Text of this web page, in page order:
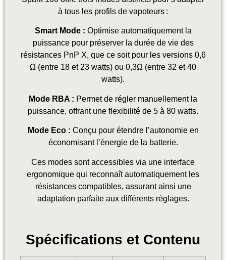
à tous les profils de vapoteurs :
Smart Mode : Optimise automatiquement la
puissance pour préserver la durée de vie des
résistances PnP X, que ce soit pour les versions 0,6
Ω (entre 18 et 23 watts) ou 0,3Ω (entre 32 et 40
watts).
Mode RBA : Permet de régler manuellement la
puissance, offrant une flexibilité de 5 à 80 watts.
Mode Eco : Conçu pour étendre l’autonomie en
économisant l’énergie de la batterie.
Ces modes sont accessibles via une interface
ergonomique qui reconnaît automatiquement les
résistances compatibles, assurant ainsi une
adaptation parfaite aux différents réglages.
Spécifications et Contenu